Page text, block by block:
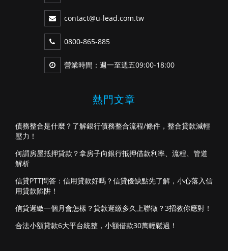
contact@u-lead.com.tw
0800-865-885
營業時間：週一至週五09:00-18:00
熱門文章
債務整合是什麼？了解銀行債務整合流程/條件，整合貸款減輕
壓力！
何謂房屋抵押貸款？拿房子向銀行抵押借款利率、流程、管道
解析
信貸PTT問答：信用貸款好嗎？信貸優缺點先了解，小心落入信
用貸款陷阱！
信貸遲繳一個月會怎樣？貸款遲繳多久上聯徵？3招教你應對！
合法小額貸款6大平台統整，小額借款30萬輕鬆過！